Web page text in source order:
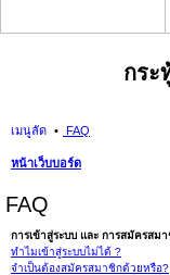
กระ
เมนูลัด FAQ
หน้าเว็บบอร์ด
FAQ
การเข้าสู่ระบบ และ การสมัครสม
ทำไมเข้าสู่ระบบไม่ได้ ?
จำเป็นต้องสมัครสมาชิกด้วยหรือ?